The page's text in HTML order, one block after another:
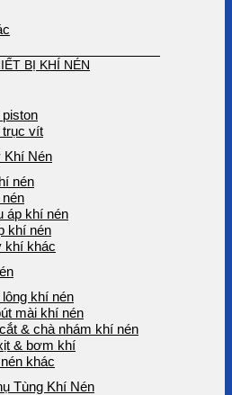
BỊ KHÍ NÉN
trục vít
Khí Nén
nén
áp khí nén
khí nén
khí khác
khí nén
mài khí nén
& chà nhám khí nén
& bơm khí
khác
Tùng Khí Nén